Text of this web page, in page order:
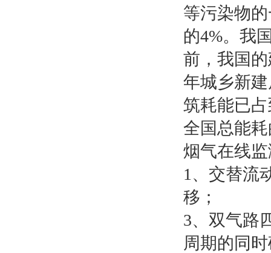
等污染物
的4%。我
前，我国
年城乡新
筑耗能已
全国总能
烟气在线
1、交替流
移；
3、双气路
周期的同